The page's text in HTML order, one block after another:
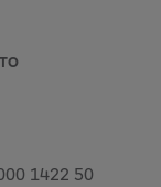
1422 50